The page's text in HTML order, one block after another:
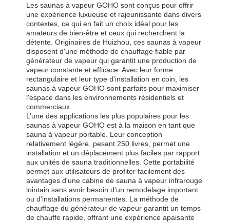
Les saunas à vapeur GOHO sont conçus pour offrir
une expérience luxueuse et rajeunissante dans divers
contextes, ce qui en fait un choix idéal pour les
amateurs de bien-être et ceux qui recherchent la
détente. Originaires de Huizhou, ces saunas à vapeur
disposent d'une méthode de chauffage fiable par
générateur de vapeur qui garantit une production de
vapeur constante et efficace. Avec leur forme
rectangulaire et leur type d'installation en coin, les
saunas à vapeur GOHO sont parfaits pour maximiser
l'espace dans les environnements résidentiels et
commerciaux.
L’une des applications les plus populaires pour les
saunas à vapeur GOHO est à la maison en tant que
sauna à vapeur portable. Leur conception
relativement légère, pesant 250 livres, permet une
installation et un déplacement plus faciles par rapport
aux unités de sauna traditionnelles. Cette portabilité
permet aux utilisateurs de profiter facilement des
avantages d'une cabine de sauna à vapeur infrarouge
lointain sans avoir besoin d'un remodelage important
ou d'installations permanentes. La méthode de
chauffage du générateur de vapeur garantit un temps
de chauffe rapide, offrant une expérience apaisante